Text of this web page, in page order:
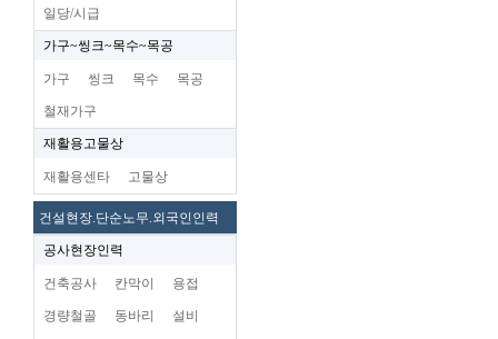
일당/시급
가구~씽크~목수~목공
가구 씽크 목수 목공
철재가구
재활용고물상
재활용센타 고물상
건설현장.단순노무.외국인인력
공사현장인력
건축공사 칸막이 용접
경량철골 동바리 설비